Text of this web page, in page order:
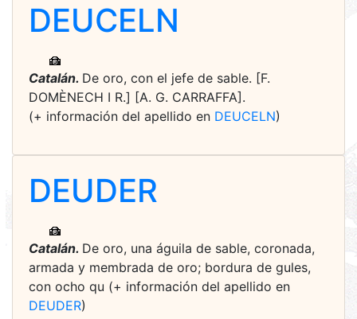
DEUCELN
Catalán. De oro, con el jefe de sable. [F.
DOMÈNECH I R.] [A. G. CARRAFFA].
(+ información del apellido en DEUCELN)
DEUDER
Catalán. De oro, una águila de sable, coronada,
armada y membrada de oro; bordura de gules,
con ocho qu (+ información del apellido en
DEUDER)